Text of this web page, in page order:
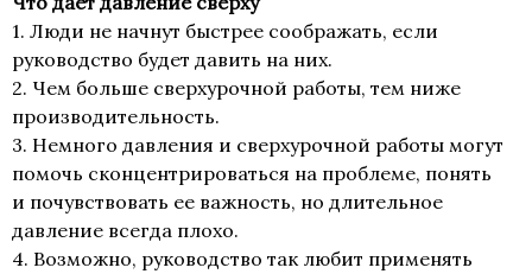
1. Люди не начнут быстрее соображать, если
руководство будет давить на них.
2. Чем больше сверхурочной работы, тем ниже
производительность.
3. Немного давления и сверхурочной работы могут
помочь сконцентрироваться на проблеме, понять
и почувствовать ее важность, но длительное
давление всегда плохо.
4. Возможно, руководство так любит применять